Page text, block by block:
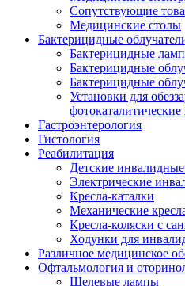
Сопутствующие
Медицинские столы
Бактерицидные
Бактерицидные
Бактерицидные
Бактерицидные
Установки для
Гастроэнтерология
Гистология
Реабилитация
Детские инвалидные
Электрические
Кресла-каталки
Механические
Кресла-коляски с
Ходунки для
Различное медицинское
Офтальмология и
Щелевые лампы